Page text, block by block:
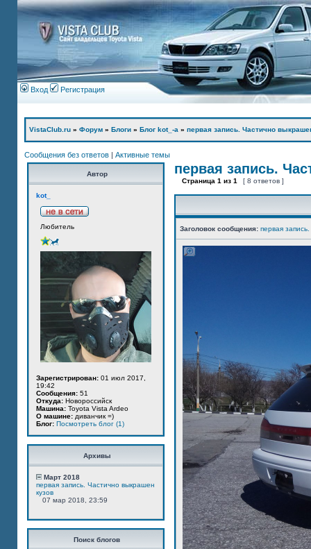
Вход Регистрация
VistaClub.ru » Форум » Блоги » Блог kot_-а » первая запись. Частично
Сообщения без ответов | Активные темы
Автор
kot_
Любитель
Зарегистрирован: 01 июл 2017,
19:42
Сообщения: 51
Откуда: Новороссийск
Машина: Toyota Vista Ardeo
О машине: диванчик =)
Блог: Посмотреть блог (1)
Архивы
Март 2018
первая запись. Частично выкрашен
кузов
07 мар 2018, 23:59
Поиск блогов
первая запись.
Страница 1 из 1 [ 8 ответов ]
Заголовок сообщения: первая